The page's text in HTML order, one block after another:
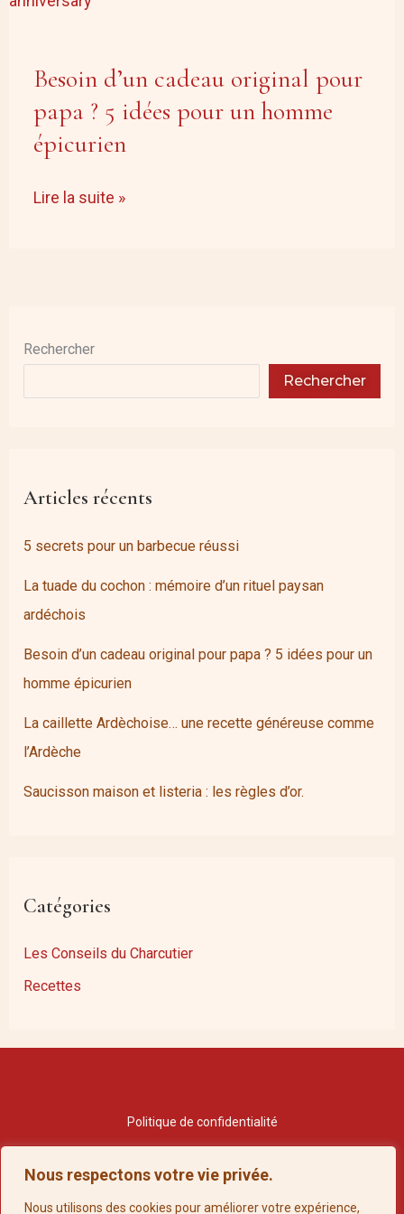
Nous respectons votre vie privée.
Nous utilisons des cookies pour améliorer votre expérience,
Besoin d’un cadeau original pour
papa ? 5 idées pour un homme
épicurien
papa
?
5
idées
un
Lire la suite »
Rechercher
Rechercher
Articles récents
5 secrets pour un barbecue réussi
La tuade du cochon : mémoire d’un rituel paysan
ardéchois
Besoin d’un cadeau original pour papa ? 5 idées pour un
homme épicurien
La caillette Ardèchoise… une recette généreuse comme
l’Ardèche
Saucisson maison et listeria : les règles d’or.
Catégories
Les Conseils du Charcutier
Recettes
Politique de confidentialité